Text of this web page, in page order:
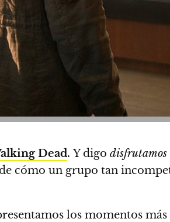
Dead. Y digo disfrutamos
cómo un grupo tan
los momentos más